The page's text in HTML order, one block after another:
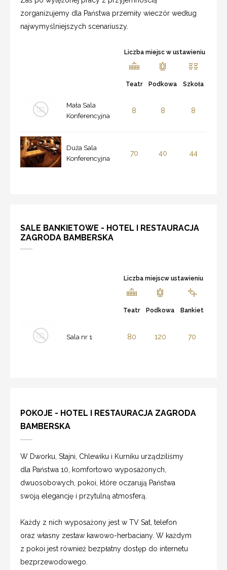
zorganizujemy dla Państwa przemiły wieczór według
najwymyślniejszych scenariuszy.
Liczba miejsc w ustawieniu
Teatr Podkowa Szkoła
Mała Sala
Konferencyjna
8 8 8
Duża Sala
Konferencyjna
70 40 44
SALE BANKIETOWE - HOTEL I RESTAURACJA
ZAGRODA BAMBERSKA
Liczba miejscw ustawieniu
Teatr Podkowa Bankiet
Sala nr 1 80 120 70
POKOJE - HOTEL I RESTAURACJA ZAGRODA
BAMBERSKA
W Dworku, Stajni, Chlewiku i Kurniku urządziliśmy
dla Państwa 10, komfortowo wyposażonych,
dwuosobowych, pokoi, które oczarują Państwa
swoją elegancję i przytulną atmosferą.
Każdy z nich wyposażony jest w TV Sat, telefon
oraz własny zestaw kawowo-herbaciany. W każdym
z pokoi jest również bezpłatny dostęp do internetu
bezprzewodowego.